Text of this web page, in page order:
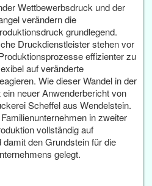
Wettbewerbsdruck und der
verändern die
grundlegend.
Druckdienstleister stehen vor
effizienter zu
auf veränderte
Wie dieser Wandel in der
neuer Anwenderbericht von
Scheffel aus Wendelstein.
in zweiter
vollständig auf
den Grundstein für die
gelegt.